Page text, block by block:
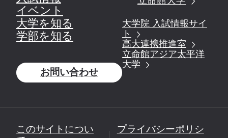
イベント
大学を知る
学部を知る
お問い合わせ
大学院 入試情報サイ
ト
高大連携推進室
立命館アジア太平洋
大学
このサイトについ
プライバシーポリシ